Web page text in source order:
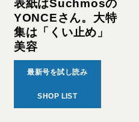
表紙はSuchmosの
YONCEさん。大特
集は「くい止め」
美容
最新号を試し読み
SHOP LIST